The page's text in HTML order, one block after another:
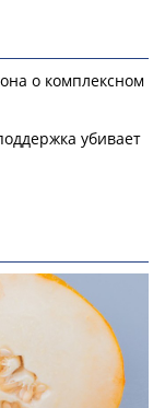
о комплексном
убивает